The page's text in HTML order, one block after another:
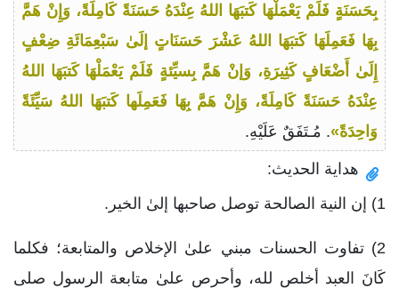
بِحَسَنَةٍ فَلَمْ يَعْمَلْهَا كَتبَهَا اللهُ عِنْدَهُ حَسَنَةً كَامِلَةً، وَإِنْ هَمَّ
بِهَا فَعَمِلَهَا كَتبَهَا اللهُ عَشْرَ حَسَنَاتٍ إلَىٰ سَبْعِمَائَةِ ضِعْفٍ
إِلَىٰ أَضْعَافٍ كَثِيرَةِ، وَإنْ هَمَّ بِسيِّئةٍ فَلَمْ يَعْمَلْهَا كَتبَهَا اللهُ
عِنْدَهُ حَسَنَةً كَامِلَةً، وَإِنْ هَمَّ بِهَا فَعَمِلَها كَتبَهَا اللهُ سَيِّئَةً
وَاحِدَةً». مُـتَفَقٌ عَلَيْهِ.
هداية الحديث:
1) إن النية الصالحة توصل صاحبها إلىٰ الخير.
2) تفاوت الحسنات مبني علىٰ الإخلاص والمتابعة؛ فكلما
كَانَ العبد أخلص لله، وأحرص علىٰ متابعة الرسول صلى